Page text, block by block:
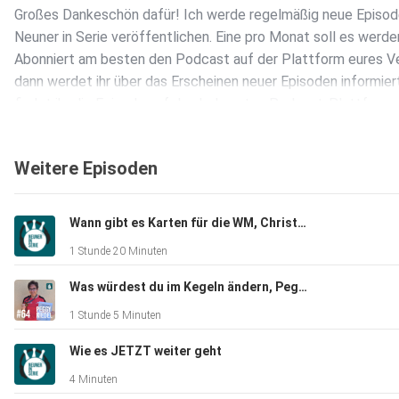
Großes Dankeschön dafür! Ich werde regelmäßig neue
Neuner in Serie veröffentlichen. Eine pro Monat soll es
Abonniert am besten den Podcast auf der Plattform eures
dann werdet ihr über das Erscheinen neuer Episoden
https://music.amazon.de/podcasts/e3f3ac84-a8ed-49bc-
https://podcasts.apple.com/us/podcast/neuner-in-serie-1-
Weitere Episoden
Wann gibt es Karten für die WM, Christian Simon?
1 Stunde 20 Minuten
Was würdest du im Kegeln ändern, Peggy Riedel?
1 Stunde 5 Minuten
Wie es JETZT weiter geht
4 Minuten